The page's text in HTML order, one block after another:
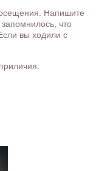
Напишите
что
вы ходили с